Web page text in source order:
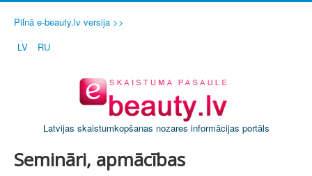
Pilnā e-beauty.lv versija >>
LV
RU
Latvijas skaistumkopšanas nozares informācijas portāls
Semināri, apmācības